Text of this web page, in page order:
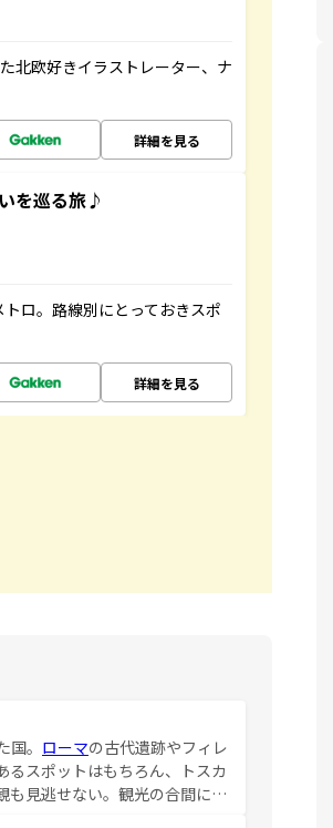
北欧好きイラストレーター、ナ
詳細を見る
を巡る旅♪
ロ。路線別にとっておきスポ
詳細を見る
。 ローマの古代遺跡やフィレ
るスポットはもちろん、トスカ
も見逃せない。観光の合間に